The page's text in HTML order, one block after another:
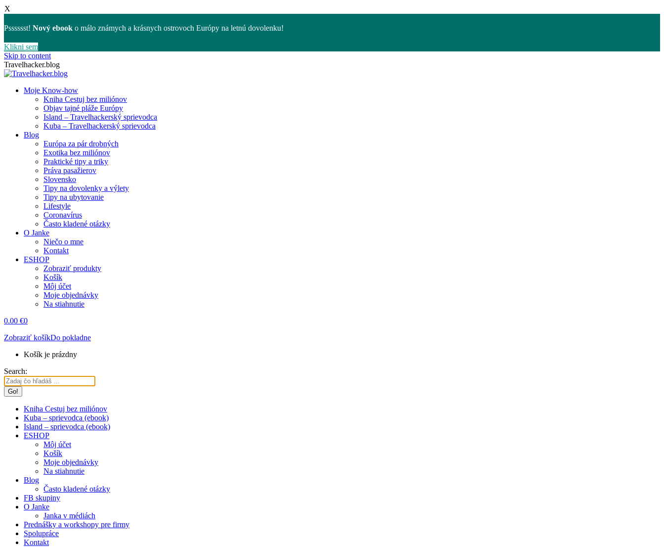
X
Psssssst! Nový ebook o málo známych a krásnych ostrovoch Európy na letnú dovolenku!
Klikni sem
Skip to content
Travelhacker.blog
Moje Know-how
Kniha Cestuj bez miliónov
Objav tajné pláže Európy
Island – Travelhackerský sprievodca
Kuba – Travelhackerský sprievodca
Blog
Európa za pár drobných
Exotika bez miliónov
Praktické tipy a triky
Práva pasažierov
Slovensko
Tipy na dovolenky a výlety
Tipy na ubytovanie
Lifestyle
Coronavírus
Často kladené otázky
O Janke
Niečo o mne
Kontakt
ESHOP
Zobraziť produkty
Košík
Môj účet
Moje objednávky
Na stiahnutie
0.00 €0
Zobraziť košíkDo pokladne
Košík je prázdny
Search:
Kniha Cestuj bez miliónov
Kuba – sprievodca (ebook)
Island – sprievodca (ebook)
ESHOP
Môj účet
Košík
Moje objednávky
Na stiahnutie
Blog
Často kladené otázky
FB skupiny
O Janke
Janka v médiách
Prednášky a workshopy pre firmy
Spolupráce
Kontakt